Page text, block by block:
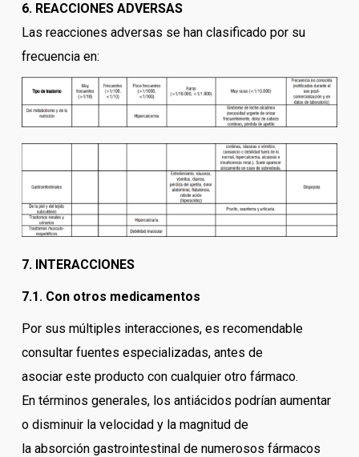
6. REACCIONES ADVERSAS
Las reacciones adversas se han clasificado por su
frecuencia en:
7. INTERACCIONES
7.1. Con otros medicamentos
Por sus múltiples interacciones, es recomendable
consultar fuentes especializadas, antes de
asociar este producto con cualquier otro fármaco.
En términos generales, los antiácidos podrían aumentar
o disminuir la velocidad y la magnitud de
la absorción gastrointestinal de numerosos fármacos